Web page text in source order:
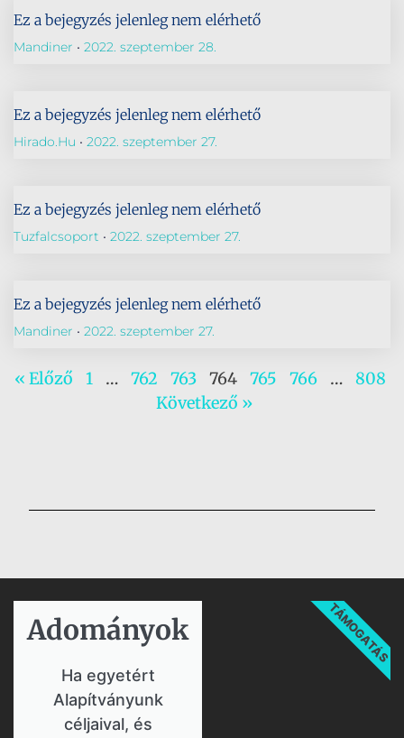
Ez a bejegyzés jelenleg nem elérhető
Mandiner 2022. szeptember 28.
Ez a bejegyzés jelenleg nem elérhető
Hirado.hu 2022. szeptember 27.
Ez a bejegyzés jelenleg nem elérhető
Tuzfalcsoport 2022. szeptember 27.
Ez a bejegyzés jelenleg nem elérhető
Mandiner 2022. szeptember 27.
« Előző 1 … 762 763 764 765 766 …
808
Következő »
Adományok​
Ha egyetért
Alapítványunk
céljaival, és
TÁMOGATÁS